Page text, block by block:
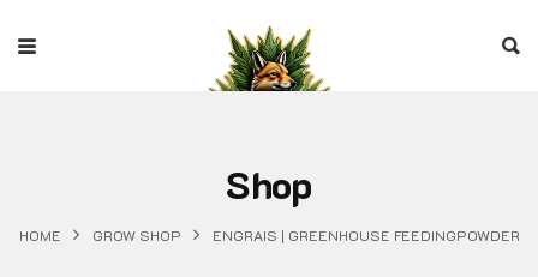
Shop
HOME GROW SHOP ENGRAIS | GREENHOUSE FEEDINGPOWDER